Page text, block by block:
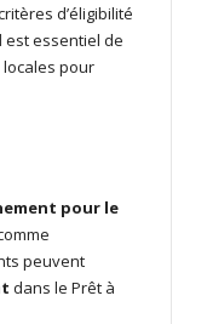
d’éligibilité
est essentiel de
pour
pour le
peuvent
dans le Prêt à